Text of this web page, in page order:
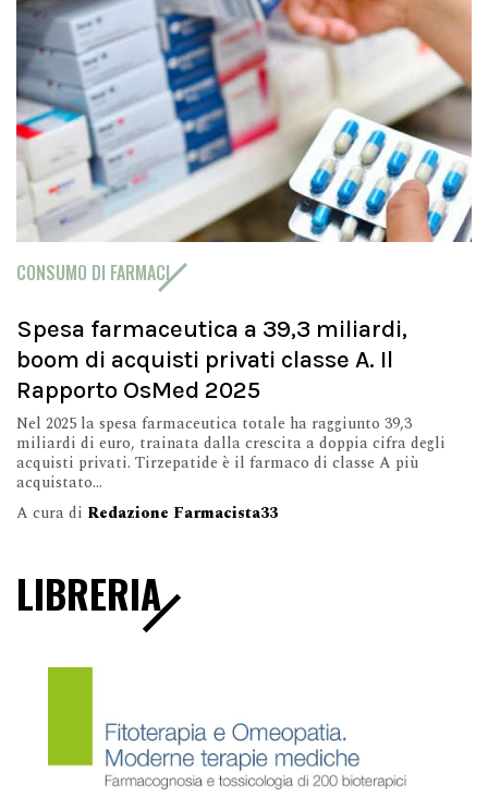
CONSUMO DI FARMACI
Spesa farmaceutica a 39,3 miliardi,
boom di acquisti privati classe A. Il
Rapporto OsMed 2025
Nel 2025 la spesa farmaceutica totale ha raggiunto 39,3
miliardi di euro, trainata dalla crescita a doppia cifra degli
acquisti privati. Tirzepatide è il farmaco di classe A più
acquistato...
A cura di Redazione Farmacista33
LIBRERIA